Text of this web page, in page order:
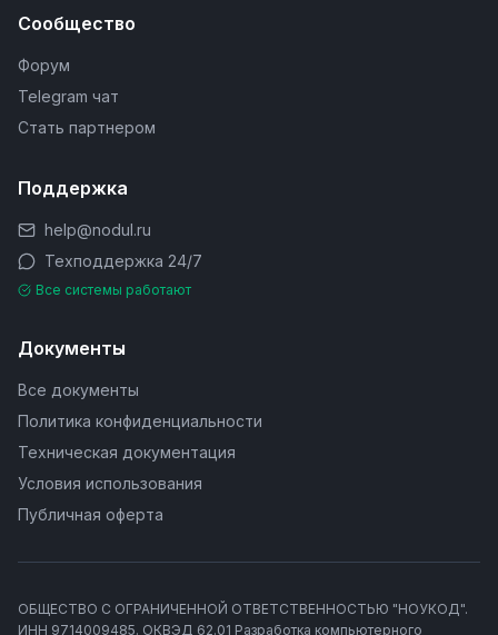
Сообщество
Форум
Telegram чат
Стать партнером
Поддержка
help@nodul.ru
Техподдержка 24/7
Все системы работают
Документы
Все документы
Политика конфиденциальности
Техническая документация
Условия использования
Публичная оферта
ОБЩЕСТВО С ОГРАНИЧЕННОЙ ОТВЕТСТВЕННОСТЬЮ "НОУКОД".
ИНН 9714009485. ОКВЭД 62.01 Разработка компьютерного